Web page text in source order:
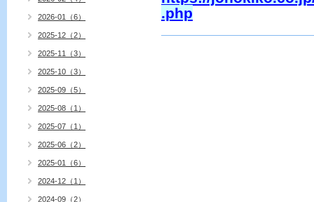
.php
2026-01（6）
2025-12（2）
2025-11（3）
2025-10（3）
2025-09（5）
2025-08（1）
2025-07（1）
2025-06（2）
2025-01（6）
2024-12（1）
2024-09（2）